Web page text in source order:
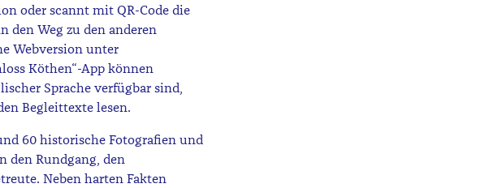
oder scannt mit QR-Code die
Weg zu den anderen
Webversion unter
Köthen“-App können
Sprache verfügbar sind,
Begleittexte lesen.
60 historische Fotografien und
den Rundgang, den
Neben harten Fakten